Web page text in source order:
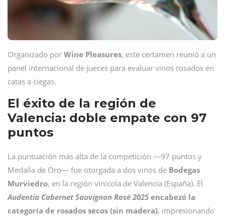
Organizado por Wine Pleasures, este certamen reunió a un
panel internacional de jueces para evaluar vinos rosados en
catas a ciegas.
El éxito de la región de
Valencia: doble empate con 97
puntos
La puntuación más alta de la competición —97 puntos y
Medalla de Oro— fue otorgada a dos vinos de Bodegas
Murviedro, en la región vinícola de Valencia (España). El
Audentia Cabernet Sauvignon Rosé 2025 encabezó la
categoría de rosados secos (sin madera), impresionando